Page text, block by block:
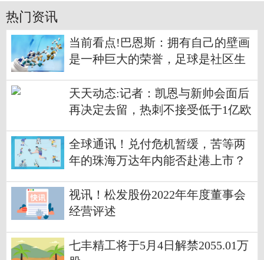
热门资讯
当前看点!巴恩斯：拥有自己的壁画
是一种巨大的荣誉，足球是社区生
天天动态:记者：凯恩与新帅会面后
再决定去留，热刺不接受低于1亿欧
全球通讯！兑付危机暂缓，苦等两
年的珠海万达年内能否赴港上市？
视讯！松发股份2022年年度董事会
经营评述
七丰精工将于5月4日解禁2055.01万